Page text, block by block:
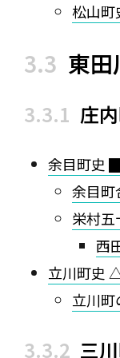
松山町
東田
庄
余目町史
余目
栄村五
西
立川町史
立川町
三